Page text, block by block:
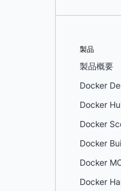
製品
製品概要
Docker
Docker
Docker
Docker
Docker
Docker